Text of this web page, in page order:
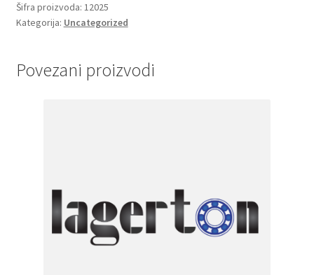
Šifra proizvoda: 12025
Kategorija: Uncategorized
Povezani proizvodi